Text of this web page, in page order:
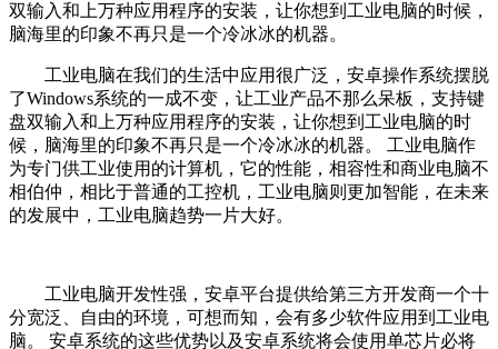
双输入和上万种应用程序的安装，让你想到工业电脑的时候，
脑海里的印象不再只是一个冷冰冰的机器。
工业电脑在我们的生活中应用很广泛，安卓操作系统摆脱
了Windows系统的一成不变，让工业产品不那么呆板，支持键
盘双输入和上万种应用程序的安装，让你想到工业电脑的时
候，脑海里的印象不再只是一个冷冰冰的机器。 工业电脑作
为专门供工业使用的计算机，它的性能，相容性和商业电脑不
相伯仲，相比于普通的工控机，工业电脑则更加智能，在未来
的发展中，工业电脑趋势一片大好。
工业电脑开发性强，安卓平台提供给第三方开发商一个十
分宽泛、自由的环境，可想而知，会有多少软件应用到工业电
脑。 安卓系统的这些优势以及安卓系统将会使用单芯片必将